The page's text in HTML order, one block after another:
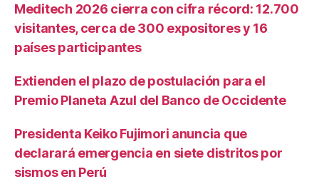
Meditech 2026 cierra con cifra récord: 12.700
visitantes, cerca de 300 expositores y 16
países participantes
Extienden el plazo de postulación para el
Premio Planeta Azul del Banco de Occidente
Presidenta Keiko Fujimori anuncia que
declarará emergencia en siete distritos por
sismos en Perú